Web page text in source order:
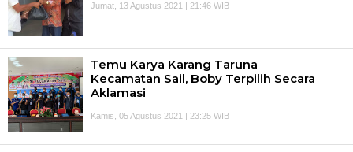
Jumat, 13 Agustus 2021 | 21:46 WIB
Temu Karya Karang Taruna
Kecamatan Sail, Boby Terpilih Secara
Aklamasi
Kamis, 05 Agustus 2021 | 23:25 WIB